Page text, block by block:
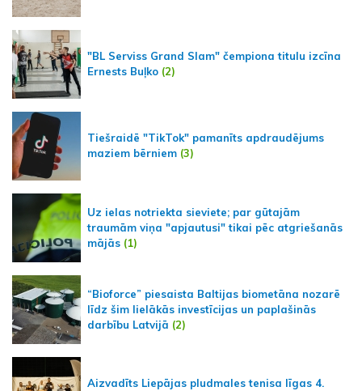
"BL Serviss Grand Slam" čempiona titulu izcīna
Ernests Buļko (2)
Tiešraidē "TikTok" pamanīts apdraudējums
maziem bērniem (3)
Uz ielas notriekta sieviete; par gūtajām
traumām viņa "apjautusi" tikai pēc atgriešanās
mājās (1)
“Bioforce” piesaista Baltijas biometāna nozarē
līdz šim lielākās investīcijas un paplašinās
darbību Latvijā (2)
Aizvadīts Liepājas pludmales tenisa līgas 4.